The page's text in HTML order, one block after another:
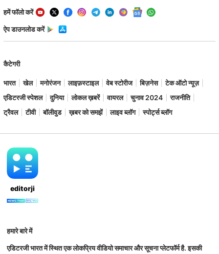
हमें फॉलो करें
ऐप डाउनलोड करें
कैटेगरी
भारत खेल मनोरंजन लाइफ़स्टाइल वेब स्टोरीज बिज़नेस
टेक ऑटो न्यूज़
एडिटरजी स्पेशल
दुनिया लोकल ख़बरें वायरल चुनाव 2024
राजनीति
ट्रैवल
टीवी बॉलीवुड ख़बर को समझें लाइव ब्लॉग स्पोर्ट्स ब्लॉग
editorji
हमारे बारे में
एडिटरजी भारत में स्थित एक लोकप्रिय वीडियो समाचार और सूचना प्लेटफॉर्म है. इसकी